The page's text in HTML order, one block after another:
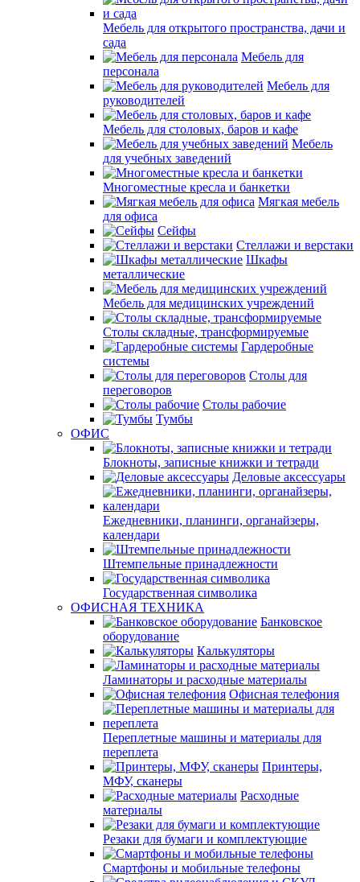
Мебель для открытого пространства, дачи и
сада
Мебель для
персонала
Мебель для
руководителей
Мебель для столовых, баров и кафе
Мебель
для учебных заведений
Многоместные кресла и банкетки
Мягкая мебель
для офиса
Сейфы
Стеллажи и верстаки
Шкафы
металлические
Мебель для медицинских учреждений
Столы складные, трансформируемые
Гардеробные
системы
Столы для
переговоров
Столы рабочие
Тумбы
ОФИС
Блокноты, записные книжки и тетради
Деловые аксессуары
Ежедневники, планинги, органайзеры,
календари
Штемпельные принадлежности
Государственная символика
ОФИСНАЯ ТЕХНИКА
Банковское
оборудование
Калькуляторы
Ламинаторы и расходные материалы
Офисная телефония
Переплетные машины и материалы для
переплета
Принтеры,
МФУ, сканеры
Расходные
материалы
Резаки для бумаги и комплектующие
Смартфоны и мобильные телефоны